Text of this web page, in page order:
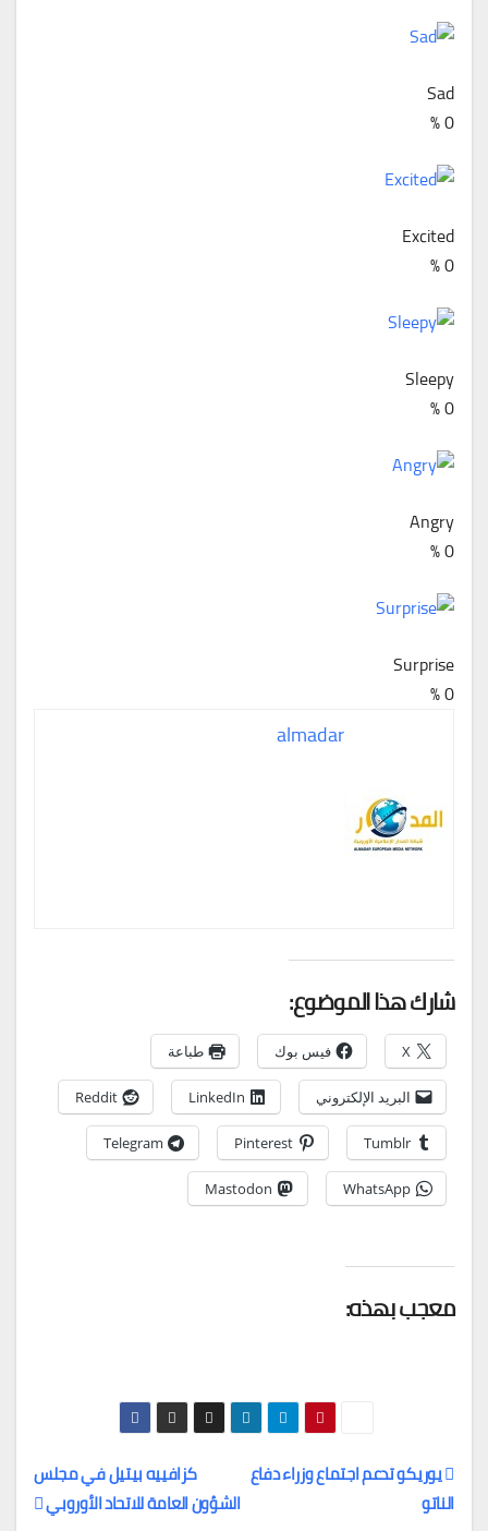
Sad
0
%
Excited
0
%
Sleepy
0
%
Angry
0
%
Surprise
0
%
almadar
شارك هذا الموضوع:
X فيس بوك طباعة
البريد الإلكتروني LinkedIn
Reddit
Tumblr
Pinterest
Telegram
WhatsApp
Mastodon
معجب بهذه:
تصفّح
كزافييه بيتيل في مجلس
الشؤون العامة للاتحاد الأوروبي
يوريكو تدعم اجتماع وزراء دفاع
الناتو